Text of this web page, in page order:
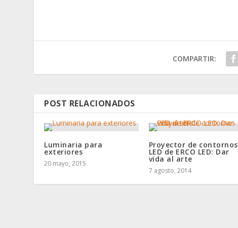
COMPARTIR:
POST RELACIONADOS
Luminaria para
exteriores
20 mayo, 2015
Proyector de contornos
LED de ERCO LED: Dar
vida al arte
7 agosto, 2014